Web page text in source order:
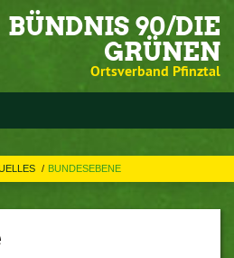
BÜNDNIS 90/DIE
GRÜNEN
Ortsverband Pfinztal
BUNDESEBENE